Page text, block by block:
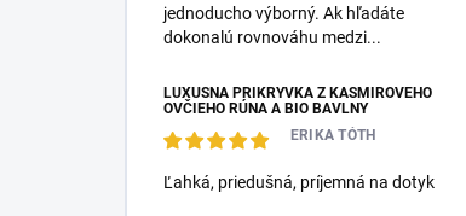
jednoducho výborný. Ak hľadáte
dokonalú rovnováhu medzi...
LUXUSNÁ PRIKRÝVKA Z KAŠMÍROVÉHO
OVČIEHO RÚNA A BIO BAVLNY
ERIKA TÓTH
Ľahká, priedušná, príjemná na dotyk